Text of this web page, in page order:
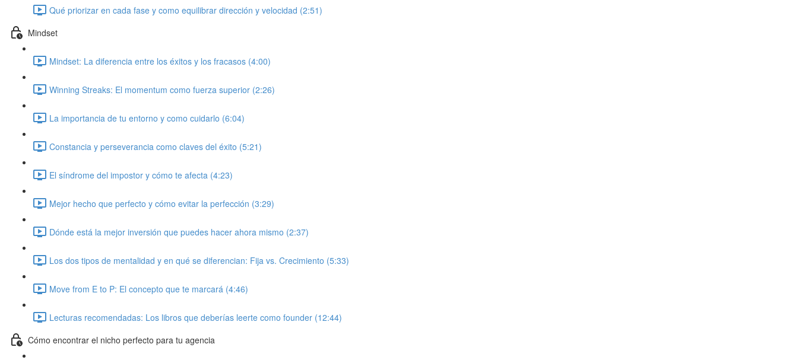
Qué priorizar en cada fase y como equilibrar dirección y velocidad (2:51)
Mindset
Mindset: La diferencia entre los éxitos y los fracasos (4:00)
Winning Streaks: El momentum como fuerza superior (2:26)
La importancia de tu entorno y como cuidarlo (6:04)
Constancia y perseverancia como claves del éxito (5:21)
El síndrome del impostor y cómo te afecta (4:23)
Mejor hecho que perfecto y cómo evitar la perfección (3:29)
Dónde está la mejor inversión que puedes hacer ahora mismo (2:37)
Los dos tipos de mentalidad y en qué se diferencian: Fija vs. Crecimiento (5:33)
Move from E to P: El concepto que te marcará (4:46)
Lecturas recomendadas: Los libros que deberías leerte como founder (12:44)
Cómo encontrar el nicho perfecto para tu agencia